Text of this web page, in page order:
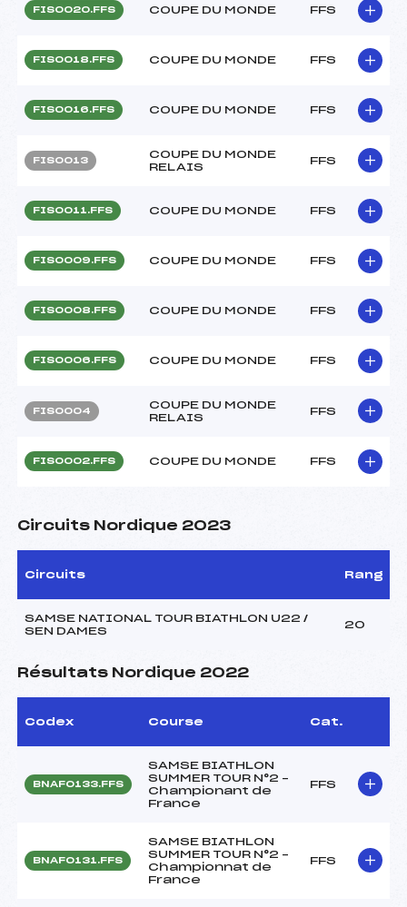
FIS0020.FFS COUPE DU MONDE FFS
FIS0018.FFS COUPE DU MONDE FFS
FIS0016.FFS COUPE DU MONDE FFS
FIS0013
COUPE DU MONDE
RELAIS
FFS
FIS0011.FFS COUPE DU MONDE FFS
FIS0009.FFS COUPE DU MONDE FFS
FIS0008.FFS COUPE DU MONDE FFS
FIS0006.FFS COUPE DU MONDE FFS
FIS0004
COUPE DU MONDE
RELAIS
FFS
FIS0002.FFS COUPE DU MONDE FFS
Circuits Nordique 2023
Circuits Rang
SAMSE NATIONAL TOUR BIATHLON U22 /
SEN DAMES
20
Résultats Nordique 2022
Codex Course Cat.
BNAF0133.FFS
SAMSE BIATHLON
SUMMER TOUR N°2 –
Championant de
France
FFS
BNAF0131.FFS
SAMSE BIATHLON
SUMMER TOUR N°2 –
Championnat de
France
FFS